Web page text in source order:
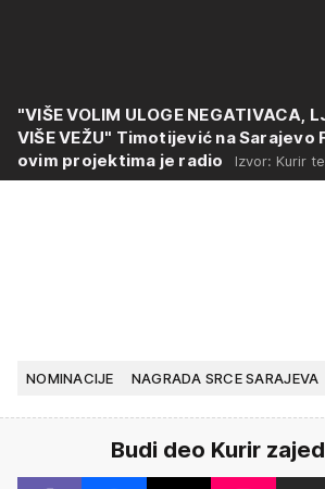
"VIŠE VOLIM ULOGE NEGATIVACA,
VIŠE VEŽU" Timotijević na Sarajevo
ovim projektima je radio
Izvor: Kurir
NOMINACIJE NAGRADA SRCE SARAJEVA
Budi deo Kurir